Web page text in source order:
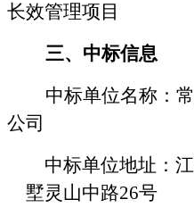
长效管理项目
三、 中标信息
中标单位名称：
公司
中标单位地址：
墅灵山中路26号